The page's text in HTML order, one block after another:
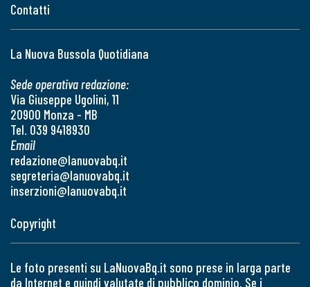
Contatti
La Nuova Bussola Quotidiana
Sede operativa redazione:
Via Giuseppe Ugolini, 11
20900 Monza - MB
Tel. 039 9418930
Email
redazione@lanuovabq.it
segreteria@lanuovabq.it
inserzioni@lanuovabq.it
Copyright
Le foto presenti su LaNuovaBq.it sono prese in larga parte
da Internet e quindi valutate di pubblico dominio. Se i